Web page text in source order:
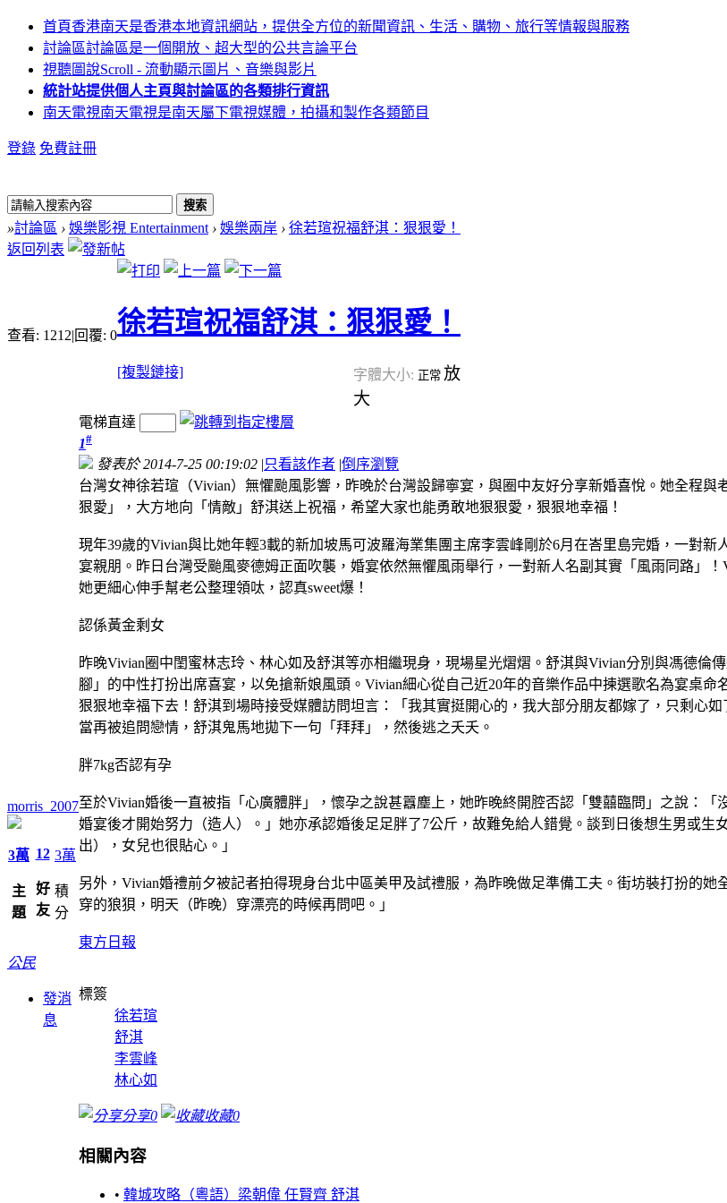
首頁香港南天是香港本地資訊網站，提供全方位的新聞資訊、生活、購物、旅行等情報與服務
討論區討論區是一個開放、超大型的公共言論平台
視聽圖說Scroll - 流動顯示圖片、音樂與影片
統計站提供個人主頁與討論區的各類排行資訊
南天電視南天電視是南天屬下電視媒體，拍攝和製作各類節目
登錄 免費註冊
搜索
»討論區 › 娛樂影視 Entertainment › 娛樂兩岸 › 徐若瑄祝福舒淇：狠狠愛！
返回列表
查看: 1212|回覆: 0徐若瑄祝福舒淇：狠狠愛！
[複製鏈接] 字體大小: 正常 放
大
morris_2007
3萬
主
題
12
好
友
3萬
積
分
公民
發消
息
電梯直達
1#
發表於 2014-7-25 00:19:02 |只看該作者 |倒序瀏覽
台灣女神徐若瑄（Vivian）無懼颱風影響，昨晚於台灣設歸寧宴，與圈中友好分享新婚喜悅。她全程
狠愛」，大方地向「情敵」舒淇送上祝福，希望大家也能勇敢地狠狠愛，狠狠地幸福！
現年39歲的Vivian與比她年輕3載的新加坡馬可波羅海業集團主席李雲峰剛於6月在峇里島完婚，一對
宴親朋。昨日台灣受颱風麥德姆正面吹襲，婚宴依然無懼風雨舉行，一對新人名副其實「風雨同路」
她更細心伸手幫老公整理領呔，認真sweet爆！
認係黃金剩女
昨晚Vivian圈中閨蜜林志玲、林心如及舒淇等亦相繼現身，現場星光熠熠。舒淇與Vivian分別與馮德
腳」的中性打扮出席喜宴，以免搶新娘風頭。Vivian細心從自己近20年的音樂作品中揀選歌名為宴桌
狠狠地幸福下去！舒淇到場時接受媒體訪問坦言：「我其實挺開心的，我大部分朋友都嫁了，只剩心
當再被追問戀情，舒淇鬼馬地拋下一句「拜拜」，然後逃之夭夭。
胖7kg否認有孕
至於Vivian婚後一直被指「心廣體胖」，懷孕之說甚囂塵上，她昨晚終開腔否認「雙囍臨問」之說：
婚宴後才開始努力（造人）。」她亦承認婚後足足胖了7公斤，故難免給人錯覺。談到日後想生男或
出），女兒也很貼心。」
另外，Vivian婚禮前夕被記者拍得現身台北中區美甲及試禮服，為昨晚做足準備工夫。街坊裝打扮的
穿的狼狽，明天（昨晚）穿漂亮的時候再問吧。」
東方日報
標簽
徐若瑄
舒淇
李雲峰
林心如
分享0 收藏0
相關內容
• 韓城攻略（粵語）梁朝偉 任賢齊 舒淇